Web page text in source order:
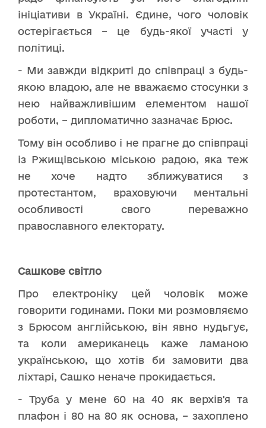
ініціативи в Україні. Єдине, чого чоловік
остерігається – це будь-якої участі у
політиці.
- Ми завжди відкриті до співпраці з будь-
якою владою, але не вважаємо стосунки з
нею найважливішим елементом нашої
роботи, – дипломатично зазначає Брюс.
Тому він особливо і не прагне до співпраці
із Ржищівською міською радою, яка теж
не хоче надто зближуватися з
протестантом, враховуючи ментальні
особливості свого переважно
православного електорату.
Сашкове світло
Про електроніку цей чоловік може
говорити годинами. Поки ми розмовляємо
з Брюсом англійською, він явно нудьгує,
та коли американець каже ламаною
українською, що хотів би замовити два
ліхтарі, Сашко неначе прокидається.
- Труба у мене 60 на 40 як верхів'я та
плафон і 80 на 80 як основа, – захоплено